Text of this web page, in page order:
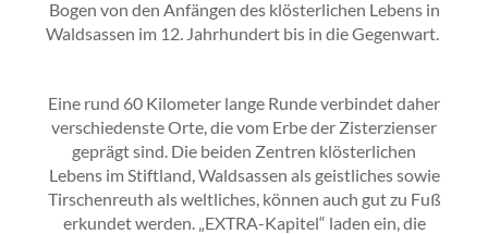
Bogen von den Anfängen des klösterlichen Lebens in
Waldsassen im 12. Jahrhundert bis in die Gegenwart.
Eine rund 60 Kilometer lange Runde verbindet daher
verschiedenste Orte, die vom Erbe der Zisterzienser
geprägt sind. Die beiden Zentren klösterlichen
Lebens im Stiftland, Waldsassen als geistliches sowie
Tirschenreuth als weltliches, können auch gut zu Fuß
erkundet werden. „EXTRA-Kapitel“ laden ein, die